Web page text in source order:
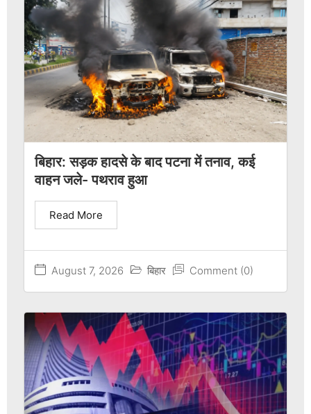
बिहार: सड़क हादसे के बाद पटना में तनाव, कई
वाहन जले- पथराव हुआ
August 7, 2026 बिहार Comment (0)
Read More